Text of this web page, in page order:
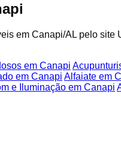
em Canapi/AL pelo site
em Canapi
em Canapi Alfaiate em
e Iluminação em Canapi